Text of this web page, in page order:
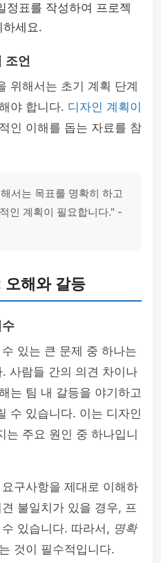
정표를 작성하여 프로젝
하세요.
조언
위해서는 초기 계획 단계
야 합니다. 디자인 계획이
인 이해를 돕는 자료를 참
서는 목표를 명확히 하고
인 계획이 필요합니다." -
오해와 갈등
있는 큰 문제 중 하나는
. 사람들 간의 의견 차이나
는 팀 내 갈등을 야기하고
수 있습니다. 이는 디자인
는 주요 원인 중 하나입니
구사항을 제대로 이해하
불일치가 있을 경우, 프
있습니다. 따라서, 명확
것이 필수적입니다.